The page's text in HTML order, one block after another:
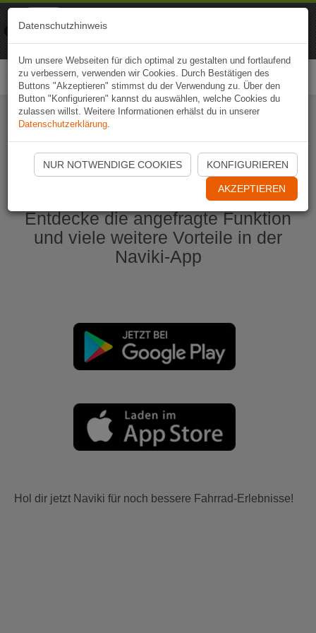
Naviki App jetzt öffnen
Entdecke die angefragte Funktion
und viele weitere Vorteile in der
Naviki-App
Hol dir jetzt Naviki für noch bessere Fahrrad-Erlebnisse!
Datenschutzhinweis
Um unsere Webseiten für dich optimal zu gestalten und fortlaufend
zu verbessern, verwenden wir Cookies. Durch Bestätigen des
Buttons "Akzeptieren" stimmst du der Verwendung zu. Über den
Button "Konfigurieren" kannst du auswählen, welche Cookies du
zulassen willst. Weitere Informationen erhälst du in unserer
Datenschutzerklärung.
NUR NOTWENDIGE COOKIES KONFIGURIEREN
AKZEPTIEREN
Naviki